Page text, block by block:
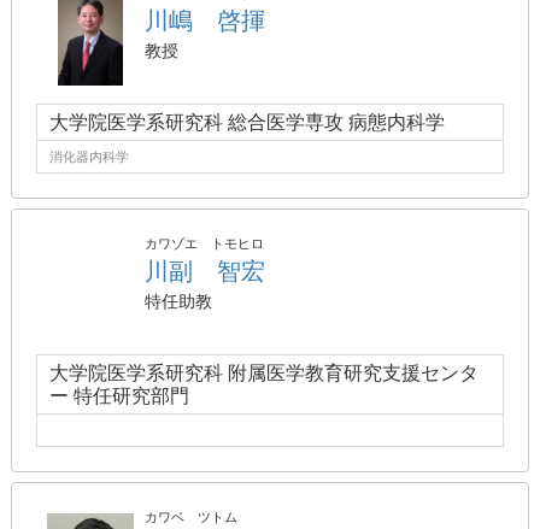
川嶋 啓揮
教授
大学院医学系研究科 総合医学専攻 病態内科学
消化器内科学
カワゾエ トモヒロ
川副 智宏
特任助教
大学院医学系研究科 附属医学教育研究支援センタ
ー 特任研究部門
カワベ ツトム